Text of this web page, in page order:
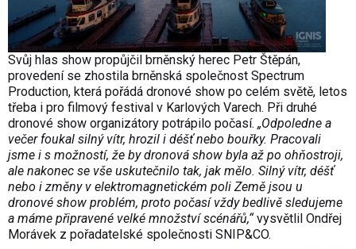
Svůj hlas show propůjčil brněnský herec Petr Štěpán,
provedení se zhostila brněnská společnost Spectrum
Production, která pořádá dronové show po celém světě, letos
třeba i pro filmový festival v Karlových Varech. Při druhé
dronové show organizátory potrápilo počasí. „Odpoledne a
večer foukal silný vítr, hrozil i déšť nebo bouřky. Pracovali
jsme i s možností, že by dronová show byla až po ohňostroji,
ale nakonec se vše uskutečnilo tak, jak mělo. Silný vítr, déšť
nebo i změny v elektromagnetickém poli Země jsou u
dronové show problém, proto počasí vždy bedlivě sledujeme
a máme připravené velké množství scénářů,“ vysvětlil Ondřej
Morávek z pořadatelské společnosti SNIP&CO.